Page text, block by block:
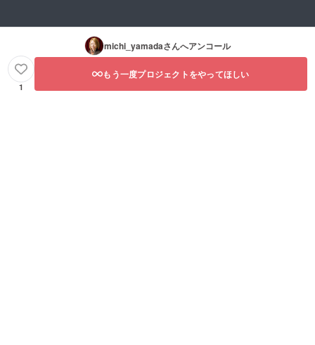
michi_yamadaさんへアンコール
1
もう一度プロジェクトをやってほしい